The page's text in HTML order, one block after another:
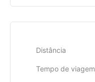
Distância
Tempo de viagem